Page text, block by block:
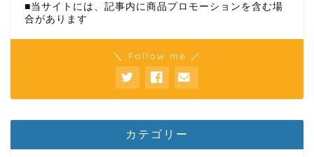
■当サイトには、記事内に商品プロモーションを含む場
合があります
＼ Follow me ／
カテゴリー